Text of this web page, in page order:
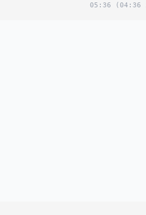
05:36 (04:36